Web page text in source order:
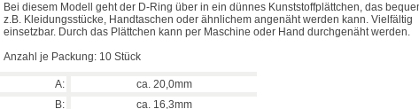
Bei diesem Modell geht der D-Ring über in ein dünnes Kunststoffplättchen, das
z.B. Kleidungsstücke, Handtaschen oder ähnlichem angenäht werden kann. Vielfältig
einsetzbar. Durch das Plättchen kann per Maschine oder Hand durchgenäht werden.
Anzahl je Packung: 10 Stück
A:
ca. 20,0mm
B:
ca. 16,3mm